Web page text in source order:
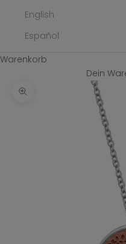
English
Español
Warenkorb
Dein
Bild vergrößern